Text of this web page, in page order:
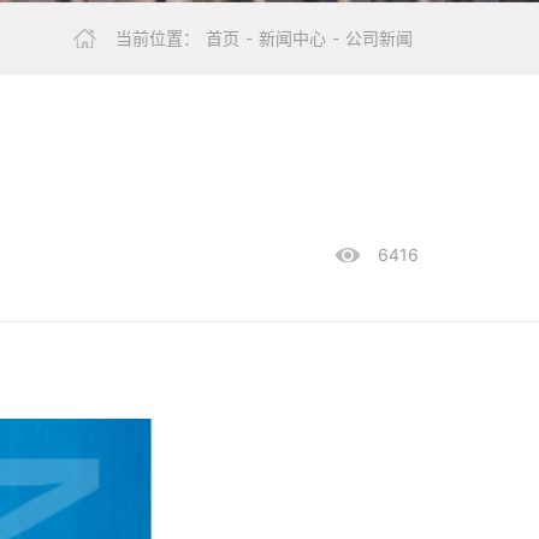
当前位置： 首页 - 新闻中心 - 公司新闻
6416